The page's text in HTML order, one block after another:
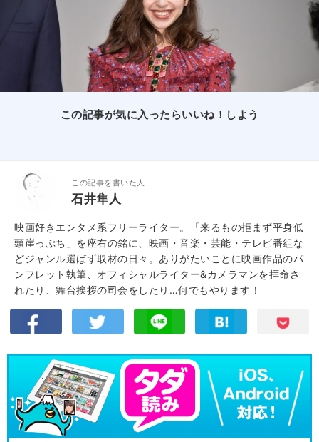
この記事が気に入ったらいいね！しよう
この記事を書いた人
石井隼人
映画好きエンタメ系フリーライター。「来るもの拒まず平身低
頭崖っぷち」を座右の銘に、映画・音楽・芸能・テレビ番組な
どジャンル選ばず取材の日々。ありがたいことに映画作品のパ
ンフレット執筆、オフィシャルライター&カメラマンを拝命さ
れたり、舞台挨拶の司会をしたり…何でもやります！